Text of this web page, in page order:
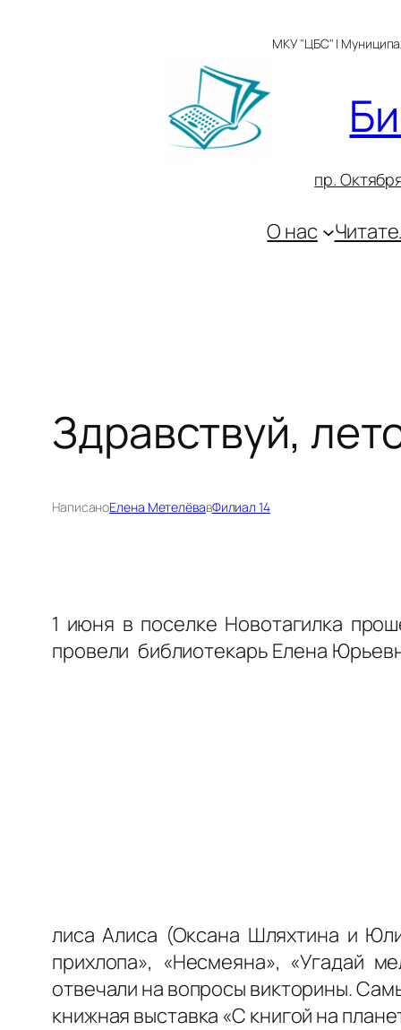
МКУ "ЦБС" |
пр.
О нас
Здравствуй,
НаписаноЕлена МетелёвавФилиал 14
1 июня в поселке Новотагилка
провели библиотекарь Елена
лиса Алиса (Оксана Шляхтина и
прихлопа», «Несмеяна», «Угадай
отвечали на вопросы викторины.
книжная выставка «С книгой на